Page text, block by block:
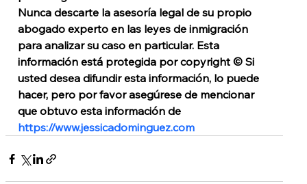
Nunca descarte la asesoría legal de su propio
abogado experto en las leyes de inmigración
para analizar su caso en particular. Esta
información está protegida por copyright © Si
usted desea difundir esta información, lo puede
hacer, pero por favor asegúrese de mencionar
que obtuvo esta información de
https://www.jessicadominguez.com